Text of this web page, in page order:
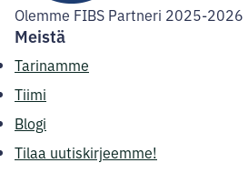
Olemme FIBS Partneri 2025-2026
Meistä
Tarinamme
Tiimi
Blogi
Tilaa uutiskirjeemme!